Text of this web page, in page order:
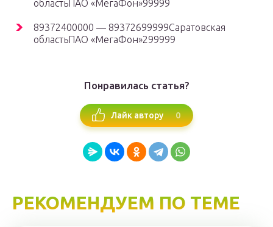
областьПАО «МегаФон»99999
89372400000 — 89372699999Саратовская
областьПАО «МегаФон»299999
Понравилась статья?
Лайк автору 0
РЕКОМЕНДУЕМ ПО ТЕМЕ